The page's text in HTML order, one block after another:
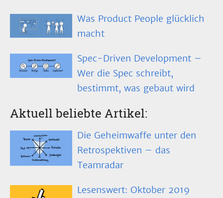
Was Product People glücklich
macht
Spec-Driven Development –
Wer die Spec schreibt,
bestimmt, was gebaut wird
Aktuell beliebte Artikel:
Die Geheimwaffe unter den
Retrospektiven – das
Teamradar
Lesenswert: Oktober 2019